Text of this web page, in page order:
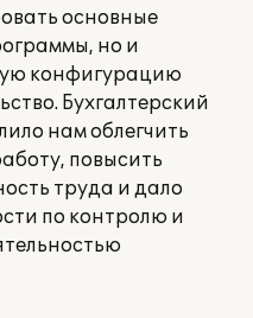
основные
но и
конфигурацию
Бухгалтерский
нам облегчить
повысить
труда и дало
по контролю и